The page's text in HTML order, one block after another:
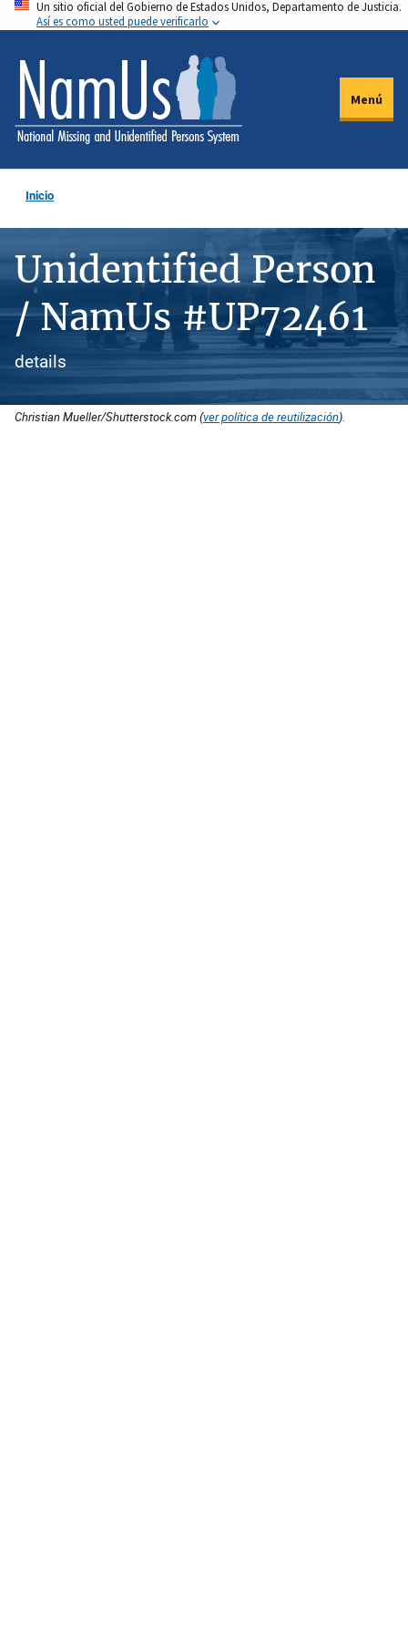
Pasar
al
contenido
principal
Un sitio oficial del Gobierno de Estados Unidos, Departamento de Justicia.
Así es como usted puede verificarlo
Menú
Inicio
Unidentified Person
/ NamUs #UP72461
details
Christian Mueller/Shutterstock.com (ver política de reutilización).